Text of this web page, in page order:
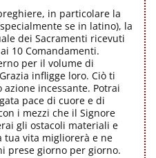
in particolare la
se in latino), la
dei Sacramenti ricevuti
10 Comandamenti.
per il volume di
infligge loro. Ciò ti
incessante. Potrai
pace di cuore e di
i mezzi che il Signore
gli ostacoli materiali e
tua vita migliorerà e ne
prese giorno per giorno.